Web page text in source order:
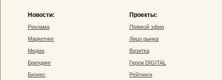
Новости:
Реклама
Маркетинг
Медиа
Брендинг
Бизнес
Проекты:
Прямой эфир
Лицо рынка
Визитка
Герои DIGITAL
Рейтинги